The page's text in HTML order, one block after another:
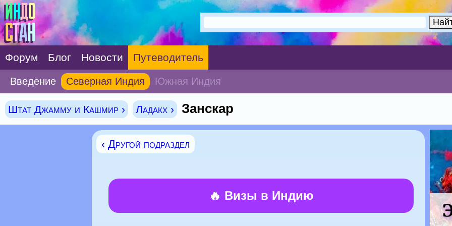
Форум Блог Новости Путеводитель
Введение Северная Индия Южная Индия
Штат Джамму и Кашмир › Ладакх › Занскар
‹ Другой подраздел
🔥 Визы в Индию